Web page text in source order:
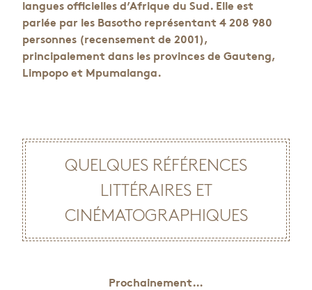
langues officielles d’Afrique du Sud. Elle est
parlée par les Basotho représentant 4 208 980
personnes (recensement de 2001),
principalement dans les provinces de Gauteng,
Limpopo et Mpumalanga.
QUELQUES RÉFÉRENCES
LITTÉRAIRES ET
CINÉMATOGRAPHIQUES
Prochainement…